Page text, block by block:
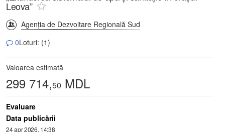
Leova”
Agenția de Dezvoltare Regională Sud
0Loturi: (1)
Valoarea estimată
299 714,50 MDL
Evaluare
Data publicării
24 apr 2026, 14:38